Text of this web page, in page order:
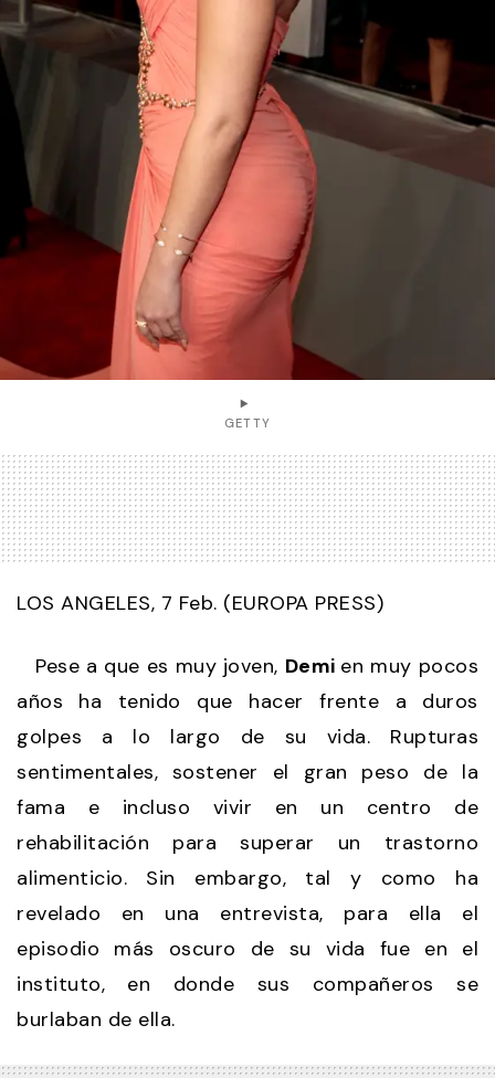
GETTY
LOS ANGELES, 7 Feb. (EUROPA PRESS)
Pese a que es muy joven, Demi en muy pocos
años ha tenido que hacer frente a duros
golpes a lo largo de su vida. Rupturas
sentimentales, sostener el gran peso de la
fama e incluso vivir en un centro de
rehabilitación para superar un trastorno
alimenticio. Sin embargo, tal y como ha
revelado en una entrevista, para ella el
episodio más oscuro de su vida fue en el
instituto, en donde sus compañeros se
burlaban de ella.